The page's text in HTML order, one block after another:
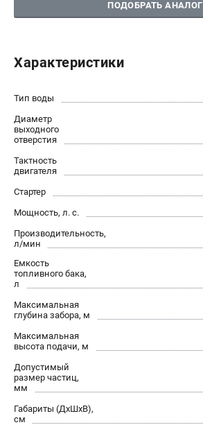
О бренде
Способы оплаты
ЭЛЕКТРОСТАНЦИИ
Генераторы бензиновые
Генераторы дизельные
Генераторы инверторные
Генераторы сварочные
ПОЛЕЗНЫЕ СТАТЬИ
Как выбрать краскопульт?
Как выбрать мотопомпу?
Как выбрать бензопилу?
Как выбрать компрессор?
Как правильно выбрать генератор?
СВАРОЧНЫЕ АППАРАТЫ
Аппараты контактной сварки
ПОДОБРАТЬ АНАЛОГ
Характеристики
Тип воды
Диаметр
выходного
отверстия
Тактность
двигателя
Стартер
Мощность, л. с.
Производительность,
л/мин
Емкость
топливного бака,
л
Максимальная
глубина забора, м
Максимальная
высота подачи, м
Допустимый
размер частиц,
мм
Габариты (ДхШхВ),
см